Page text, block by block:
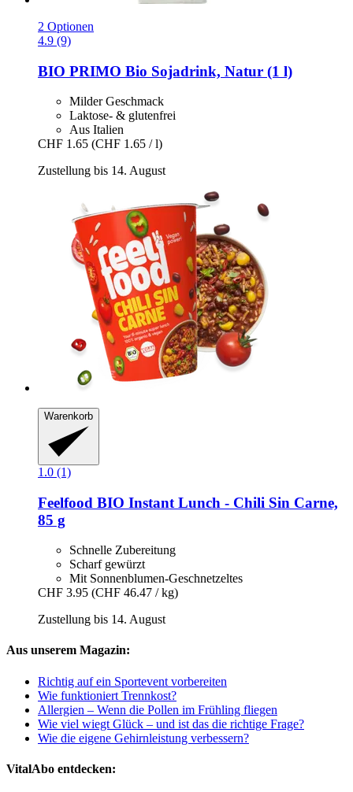
2 Optionen
4.9 (9)
BIO PRIMO Bio Sojadrink, Natur (1 l)
Milder Geschmack
Laktose- & glutenfrei
Aus Italien
CHF 1.65 (CHF 1.65 / l)
Zustellung bis 14. August
Warenkorb
1.0 (1)
Feelfood BIO Instant Lunch -​ Chili Sin Carne,
85 g
Schnelle Zubereitung
Scharf gewürzt
Mit Sonnenblumen-Geschnetzeltes
CHF 3.95 (CHF 46.47 / kg)
Zustellung bis 14. August
Aus unserem Magazin:
Richtig auf ein Sportevent vorbereiten
Wie funktioniert Trennkost?
Allergien – Wenn die Pollen im Frühling fliegen
Wie viel wiegt Glück – und ist das die richtige Frage?
Wie die eigene Gehirnleistung verbessern?
VitalAbo entdecken: